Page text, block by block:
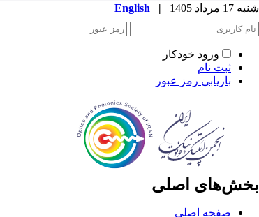
شنبه 17 مرداد 1405 |
English
ورود خودکار
ثبت نام
بازیابی رمز عبور
بخش‌های اصلی
صفحه اصلی